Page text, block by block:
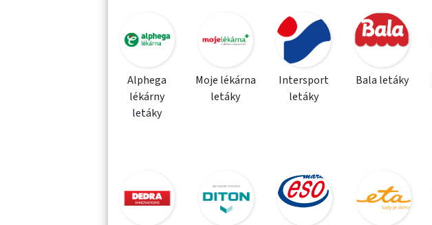
Alphega
lékárny
letáky
Moje lékárna
letáky
Intersport
letáky
Bala letáky